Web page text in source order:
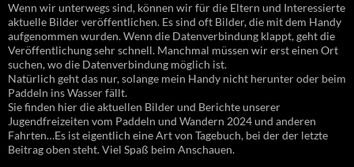
Wenn wir unterwegs sind, können wir für die Eltern und Interessierte
aktuelle Bilder veröffentlichen. Es sind oft Bilder, die mit dem Handy
aufgenommen wurden. Wenn die Datenverbindung klappt, geht die
Veröffentlichung sehr schnell. Manchmal müssen wir erst einen Ort
suchen, wo die Datenverbindung möglich ist.
Natürlich geht das nur, solange mein Handy nicht herunter oder beim
Paddeln ins Wasser fällt.
Sie finden hier die aktuellen Bilder und Berichte unserer
Jugendfreizeiten vom Paddeln und Wandern 2024 und anderen
Fahrten…Es ist eigentlich eine Art von Tagebuch, bei der der letzte
Beitrag oben steht. Viel Spaß beim Anschauen.